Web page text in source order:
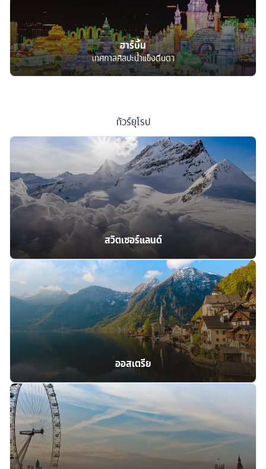
ฮาร์บิ้น
เทศกาลศิลปะน้ำแข็งตื่นตา
ทัวร์ยุโรป
สวิตเซอร์แลนด์
ออสเตรีย